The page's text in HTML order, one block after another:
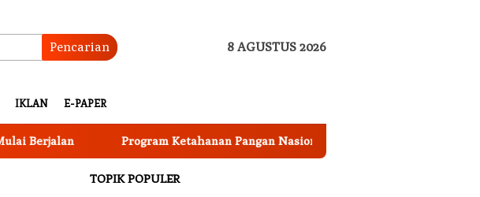
Pencarian 8 AGUSTUS 2026
IKLAN E-PAPER
Program Ketahanan Pangan Nasional, Pemkab Garut Harus Peka Mengatasi
TOPIK POPULER